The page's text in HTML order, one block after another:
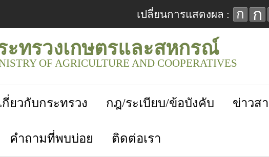
เปลี่ยนการแสดงผล : ก ก
ะทรวงเกษตรและสหกรณ์
OF AGRICULTURE AND COOPERATIVES
กี่ยวกับกระทรวง กฎ/ระเบียบ/ข้อบังคับ ข่าวส
คำถามที่พบบ่อย ติดต่อเรา